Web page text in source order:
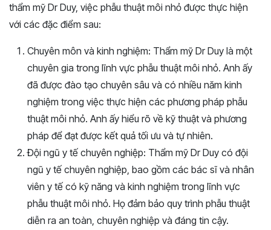
thẩm mỹ Dr Duy, việc phẫu thuật môi nhỏ được thực hiện
với các đặc điểm sau:
Chuyên môn và kinh nghiệm: Thẩm mỹ Dr Duy là một
chuyên gia trong lĩnh vực phẫu thuật môi nhỏ. Anh ấy
đã được đào tạo chuyên sâu và có nhiều năm kinh
nghiệm trong việc thực hiện các phương pháp phẫu
thuật môi nhỏ. Anh ấy hiểu rõ về kỹ thuật và phương
pháp để đạt được kết quả tối ưu và tự nhiên.
Đội ngũ y tế chuyên nghiệp: Thẩm mỹ Dr Duy có đội
ngũ y tế chuyên nghiệp, bao gồm các bác sĩ và nhân
viên y tế có kỹ năng và kinh nghiệm trong lĩnh vực
phẫu thuật môi nhỏ. Họ đảm bảo quy trình phẫu thuật
diễn ra an toàn, chuyên nghiệp và đáng tin cậy.